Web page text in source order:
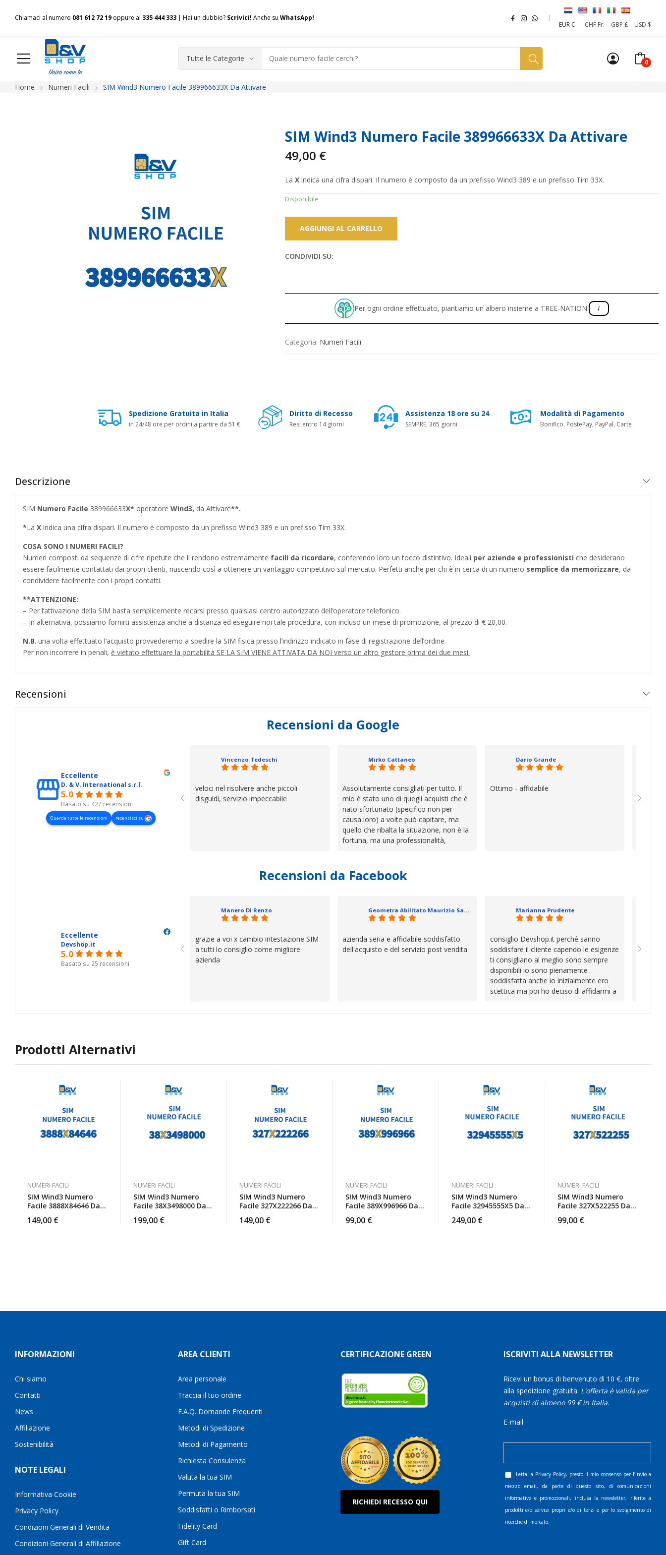
Chiamaci al numero 081 612 72 19 oppure al 335 444 333 | Hai un dubbio? Scrivici! Anche su WhatsApp!
EUR €
CHF Fr. GBP £ USD $
0
HOME Chi siamo Shop Spedizioni Pagamenti F.A.Q. Contatti
Home Numeri Facili SIM Wind3 Numero Facile 389966633X Da Attivare
SIM Wind3 Numero Facile 389966633X Da Attivare
49,00 €
La X indica una cifra dispari. Il numero è composto da un prefisso Wind3 389 e un prefisso Tim 33X.
Disponibile
AGGIUNGI AL CARRELLO
CONDIVIDI SU:
Per ogni ordine effettuato, piantiamo un albero insieme a TREE-NATION.
Categoria: Numeri Facili
Spedizione Gratuita in Italia
in 24/48 ore per ordini a partire da 51 €
Diritto di Recesso
Resi entro 14 giorni
Assistenza 18 ore su 24
SEMPRE, 365 giorni
Modalità di Pagamento
Bonifico, PostePay, PayPal, Carte
Descrizione
SIM Numero Facile 389966633X* operatore Wind3, da Attivare**.
*La X indica una cifra dispari. Il numero è composto da un prefisso Wind3 389 e un prefisso Tim 33X.
COSA SONO I NUMERI FACILI?
Numeri composti da sequenze di cifre ripetute che li rendono estremamente facili da ricordare, conferendo loro un tocco distintivo. Ideali per aziende e professionisti che desiderano
essere facilmente contattati dai propri clienti, riuscendo così a ottenere un vantaggio competitivo sul mercato. Perfetti anche per chi è in cerca di un numero semplice da memorizzare, da
condividere facilmente con i propri contatti.
**ATTENZIONE:
– Per l’attivazione della SIM basta semplicemente recarsi presso qualsiasi centro autorizzato dell’operatore telefonico.
– In alternativa, possiamo fornirti assistenza anche a distanza ed eseguire noi tale procedura, con incluso un mese di promozione, al prezzo di € 20,00.
N.B. una volta effettuato l’acquisto provvederemo a spedire la SIM fisica presso l’indirizzo indicato in fase di registrazione dell’ordine.
Per non incorrere in penali, è vietato effettuare la portabilità SE LA SIM VIENE ATTIVATA DA NOI verso un altro gestore prima dei due mesi.
Recensioni
Recensioni da Google
Eccellente
D. & V. International s.r.l.
5.0
Basato su 427 recensioni
Guarda tutte le recensioni recensisci su
Vincenzo Tedeschi
veloci nel risolvere anche piccoli
disguidi, servizio impeccabile
Mirko Cattaneo
Assolutamente consigliati per tutto. Il
mio è stato uno di quegli acquisti che è
nato sfortunato (specifico non per
causa loro) a volte può capitare, ma
quello che ribalta la situazione, non è la
fortuna, ma una professionalità,
cose. Be', io qui è proprio quello che ho
trovato, un atteggiamento che va oltre
se avete bisogno siete in ottime mani.
Dario Grande
Ottimo - affidabile
vera
Recensioni da Facebook
Eccellente
Devshop.it
5.0
Basato su 25 recensioni
Manero Di Renzo
grazie a voi x cambio intestazione SIM
a tutti lo consiglio come migliore
azienda
Geometra Abilitato Maurizio Sammartano
azienda seria e affidabile soddisfatto
dell'acquisto e del servizio post vendita
Marianna Prudente
consiglio Devshop.it perché sanno
soddisfare il cliente capendo le esigenze
ti consigliano al meglio sono sempre
disponibili io sono pienamente
soddisfatta anche io inizialmente ero
scettica ma poi ho deciso di affidarmi a
cambio
Prodotti Alternativi
NUMERI FACILI
SIM Wind3 Numero
Facile 3888X84646 Da
149,00 €
NUMERI FACILI
SIM Wind3 Numero
Facile 38X3498000 Da
199,00 €
NUMERI FACILI
SIM Wind3 Numero
Facile 327X222266 Da
149,00 €
NUMERI FACILI
SIM Wind3 Numero
Facile 389X996966 Da
99,00 €
NUMERI FACILI
SIM Wind3 Numero
Facile 32945555X5 Da
249,00 €
NUMERI FACILI
SIM Wind3 Numero
Facile 327X522255 Da
99,00 €
INFORMAZIONI
Chi siamo
Contatti
News
Affiliazione
Sostenibilità
NOTE LEGALI
Informativa Cookie
Privacy Policy
Condizioni Generali di Vendita
Condizioni Generali di Affiliazione
AREA CLIENTI
Area personale
Traccia il tuo ordine
F.A.Q. Domande Frequenti
Metodi di Spedizione
Metodi di Pagamento
Richiesta Consulenza
Valuta la tua SIM
Permuta la tua SIM
Soddisfatti o Rimborsati
Fidelity Card
Gift Card
CERTIFICAZIONE GREEN
RICHIEDI RECESSO QUI
ISCRIVITI ALLA NEWSLETTER
Ricevi un bonus di benvenuto di 10 €, oltre
alla spedizione gratuita. L'offerta è valida per
acquisti di almeno 99 € in Italia.
E-mail
Letta la Privacy Policy, presto il mio consenso per l’invio a
mezzo email, da parte di questo sito, di comunicazioni
informative e promozionali, inclusa la newsletter, riferite a
prodotti e/o servizi propri e/o di terzi e per lo svolgimento di
ricerche di mercato.